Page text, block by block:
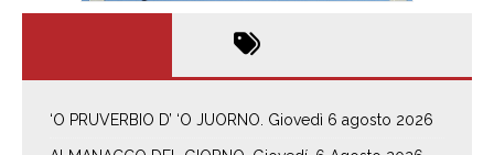
‘O PRUVERBIO D’ ‘O JUORNO. Giovedì 6 agosto 2026